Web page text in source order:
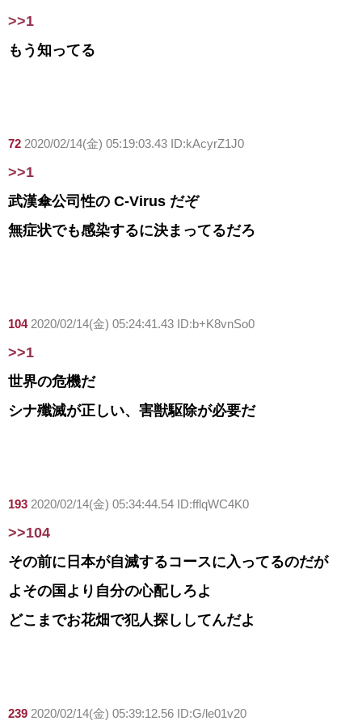
>>1
もう知ってる
72 2020/02/14(金) 05:19:03.43 ID:kAcyrZ1J0
>>1
武漢傘公司性の C-Virus だぞ
無症状でも感染するに決まってるだろ
104 2020/02/14(金) 05:24:41.43 ID:b+K8vnSo0
>>1
世界の危機だ
シナ殲滅が正しい、害獣駆除が必要だ
193 2020/02/14(金) 05:34:44.54 ID:fflqWC4K0
>>104
その前に日本が自滅するコースに入ってるのだが
よその国より自分の心配しろよ
どこまでお花畑で犯人探ししてんだよ
239 2020/02/14(金) 05:39:12.56 ID:G/le01v20